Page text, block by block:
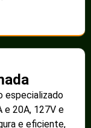
especializado
e 20A, 127V e
e eficiente,